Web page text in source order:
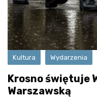
Kultura Wydarzenia
Krosno świętuje
Warszawską